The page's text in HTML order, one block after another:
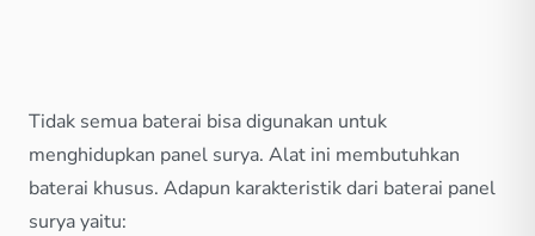
Tidak semua baterai bisa digunakan untuk
menghidupkan panel surya. Alat ini membutuhkan
baterai khusus. Adapun karakteristik dari baterai panel
surya yaitu: